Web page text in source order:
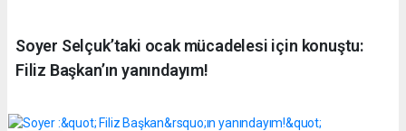
Soyer Selçuk’taki ocak mücadelesi için konuştu:
Filiz Başkan’ın yanındayım!